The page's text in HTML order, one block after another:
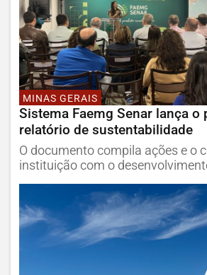
MINAS GERAIS
Sistema Faemg Senar lança o
relatório de sustentabilidade
O documento compila ações e o
instituição com o